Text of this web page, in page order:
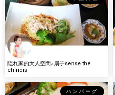
隠れ家的大人空間♪扇子sense the
chinois
ハンバーグ